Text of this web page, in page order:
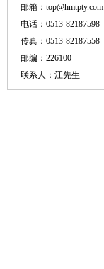
邮箱：top@hmtpty.com
电话：0513-82187598
传真：0513-82187558
邮编：226100
联系人：江先生